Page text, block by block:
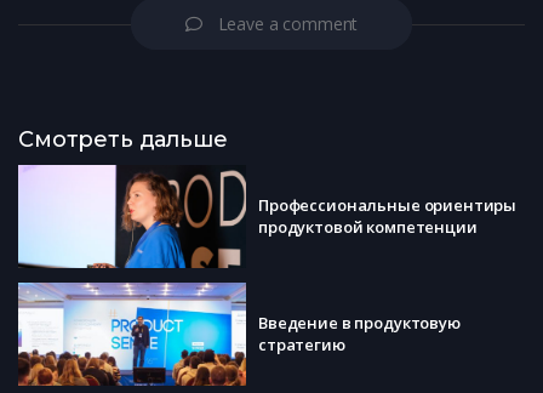
Leave a comment
Смотреть дальше
Профессиональные ориентиры
продуктовой компетенции
Введение в продуктовую
стратегию